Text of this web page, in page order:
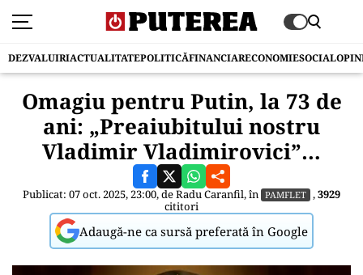
DEZVALUIRIACTUALITATEPOLITICĂFINANCIARECONOMIESOCIAL
Omagiu pentru Putin, la 73 de
ani: „Preaiubitului nostru
Vladimir Vladimirovici”…
Publicat: 07 oct. 2025, 23:00, deRadu Caranfil, în PAMFLET ,3929
cititori
Adaugă-ne ca sursă preferată în Google